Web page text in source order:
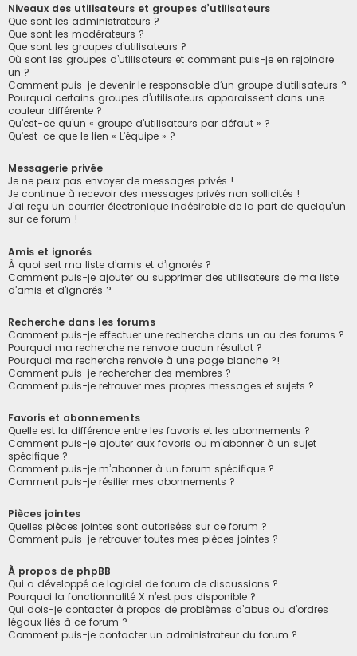
Niveaux des utilisateurs et groupes d’utilisateurs
Que sont les administrateurs ?
Que sont les modérateurs ?
Que sont les groupes d’utilisateurs ?
Où sont les groupes d’utilisateurs et comment puis-je en rejoindre
un ?
Comment puis-je devenir le responsable d’un groupe d’utilisateurs ?
Pourquoi certains groupes d’utilisateurs apparaissent dans une
couleur différente ?
Qu’est-ce qu’un « groupe d’utilisateurs par défaut » ?
Qu’est-ce que le lien « L’équipe » ?
Messagerie privée
Je ne peux pas envoyer de messages privés !
Je continue à recevoir des messages privés non sollicités !
J’ai reçu un courrier électronique indésirable de la part de quelqu’un
sur ce forum !
Amis et ignorés
À quoi sert ma liste d’amis et d’ignorés ?
Comment puis-je ajouter ou supprimer des utilisateurs de ma liste
d’amis et d’ignorés ?
Recherche dans les forums
Comment puis-je effectuer une recherche dans un ou des forums ?
Pourquoi ma recherche ne renvoie aucun résultat ?
Pourquoi ma recherche renvoie à une page blanche ?!
Comment puis-je rechercher des membres ?
Comment puis-je retrouver mes propres messages et sujets ?
Favoris et abonnements
Quelle est la différence entre les favoris et les abonnements ?
Comment puis-je ajouter aux favoris ou m’abonner à un sujet
spécifique ?
Comment puis-je m’abonner à un forum spécifique ?
Comment puis-je résilier mes abonnements ?
Pièces jointes
Quelles pièces jointes sont autorisées sur ce forum ?
Comment puis-je retrouver toutes mes pièces jointes ?
À propos de phpBB
Qui a développé ce logiciel de forum de discussions ?
Pourquoi la fonctionnalité X n’est pas disponible ?
Qui dois-je contacter à propos de problèmes d’abus ou d’ordres
légaux liés à ce forum ?
Comment puis-je contacter un administrateur du forum ?